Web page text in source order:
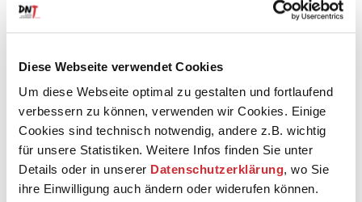
Diese Webseite verwendet Cookies
Um diese Webseite optimal zu gestalten und fortlaufend
verbessern zu können, verwenden wir Cookies. Einige
Cookies sind technisch notwendig, andere z.B. wichtig
für unsere Statistiken. Weitere Infos finden Sie unter
Details oder in unserer Datenschutzerklärung, wo Sie
ihre Einwilligung auch ändern oder widerufen können.
Schwerpunkt exMedia an der Kunsthochschule für
Medien Köln. Seit 2023 erhält Amon ein Stipendium der
Ritz assistierte Videokünstler:innen wie Benjamin Krieg,
Mikko Gaestel, Susanne Steinmassl, Ute Schall und Meika
Dresenkamp bei zahlreichen Produktionen.
In der Spielzeit 2019/20 war Amon fest an den Münchner
Kammerspielen engagiert, insbesondere für die
technische und künstlerische Gestaltung der Projekte im
Stadtraum und die digitalen Angebote der »KAMMER 4«.